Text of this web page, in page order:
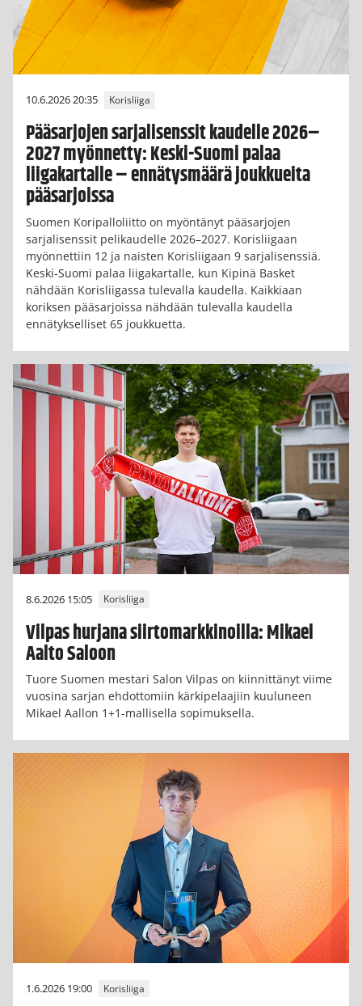
10.6.2026 20:35 Korisliiga
Pääsarjojen sarjalisenssit kaudelle 2026–
2027 myönnetty: Keski-Suomi palaa
liigakartalle – ennätysmäärä joukkueita
pääsarjoissa
Suomen Koripalloliitto on myöntänyt pääsarjojen
sarjalisenssit pelikaudelle 2026–2027. Korisliigaan
myönnettiin 12 ja naisten Korisliigaan 9 sarjalisenssiä.
Keski-Suomi palaa liigakartalle, kun Kipinä Basket
nähdään Korisliigassa tulevalla kaudella. Kaikkiaan
koriksen pääsarjoissa nähdään tulevalla kaudella
ennätykselliset 65 joukkuetta.
8.6.2026 15:05 Korisliiga
Vilpas hurjana siirtomarkkinoilla: Mikael
Aalto Saloon
Tuore Suomen mestari Salon Vilpas on kiinnittänyt viime
vuosina sarjan ehdottomiin kärkipelaajiin kuuluneen
Mikael Aallon 1+1-mallisella sopimuksella.
1.6.2026 19:00 Korisliiga